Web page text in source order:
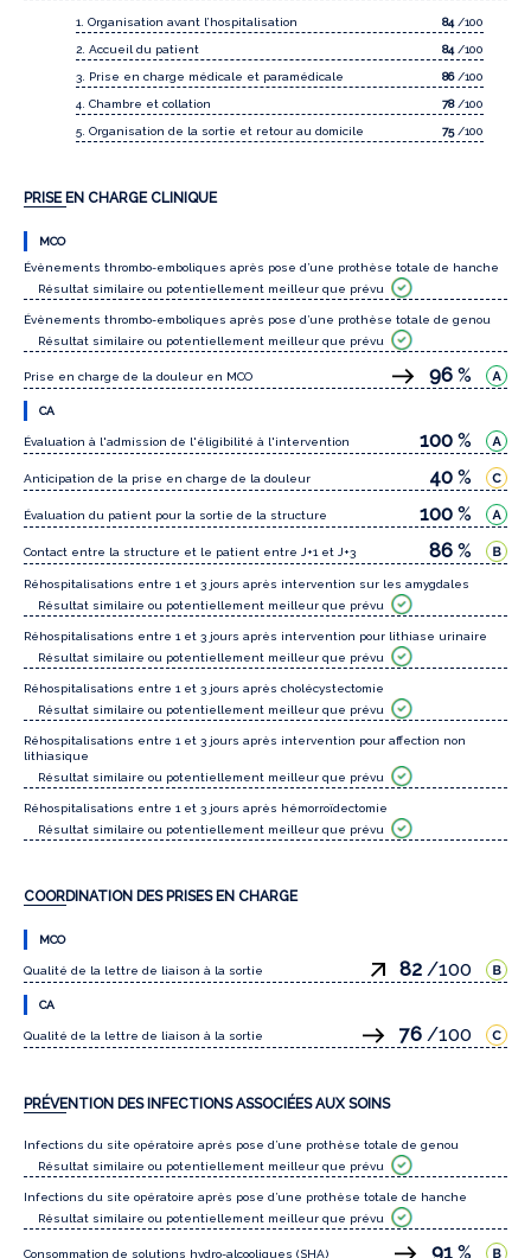
1. Organisation avant l’hospitalisation 84/100
2. Accueil du patient 84/100
3. Prise en charge médicale et paramédicale 86/100
4. Chambre et collation 78/100
5. Organisation de la sortie et retour au domicile 75/100
PRISE EN CHARGE CLINIQUE
MCO
Évènements thrombo-emboliques après pose d’une prothèse totale de hanche
Résultat similaire ou potentiellement meilleur que prévu
Évènements thrombo-emboliques après pose d’une prothèse totale de genou
Résultat similaire ou potentiellement meilleur que prévu
Prise en charge de la douleur en MCO 96 %
CA
Évaluation à l'admission de l'éligibilité à l'intervention 100 %
Anticipation de la prise en charge de la douleur 40 %
Évaluation du patient pour la sortie de la structure 100 %
Contact entre la structure et le patient entre J+1 et J+3 86 %
Réhospitalisations entre 1 et 3 jours après intervention sur les amygdales
Résultat similaire ou potentiellement meilleur que prévu
Réhospitalisations entre 1 et 3 jours après intervention pour lithiase urinaire
Résultat similaire ou potentiellement meilleur que prévu
Réhospitalisations entre 1 et 3 jours après cholécystectomie
Résultat similaire ou potentiellement meilleur que prévu
Réhospitalisations entre 1 et 3 jours après intervention pour affection non
lithiasique
Résultat similaire ou potentiellement meilleur que prévu
Réhospitalisations entre 1 et 3 jours après hémorroïdectomie
Résultat similaire ou potentiellement meilleur que prévu
COORDINATION DES PRISES EN CHARGE
MCO
Qualité de la lettre de liaison à la sortie 82 /100
CA
Qualité de la lettre de liaison à la sortie 76 /100
PRÉVENTION DES INFECTIONS ASSOCIÉES AUX SOINS
Infections du site opératoire après pose d’une prothèse totale de genou
Résultat similaire ou potentiellement meilleur que prévu
Infections du site opératoire après pose d’une prothèse totale de hanche
Résultat similaire ou potentiellement meilleur que prévu
Consommation de solutions hydro-alcooliques (SHA) 91 %